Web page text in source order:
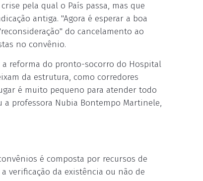
pela qual o País passa, mas que
antiga. "Agora é esperar a boa
do cancelamento ao
no convênio.
a reforma do pronto-socorro do Hospital
da estrutura, como corredores
é muito pequeno para atender todo
a professora Nubia Bontempo Martinele,
é composta por recursos de
verificação da existência ou não de